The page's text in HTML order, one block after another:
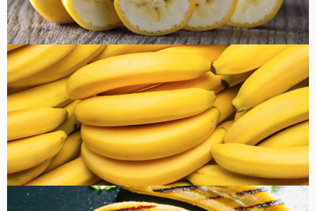
健康・美容
FOOD